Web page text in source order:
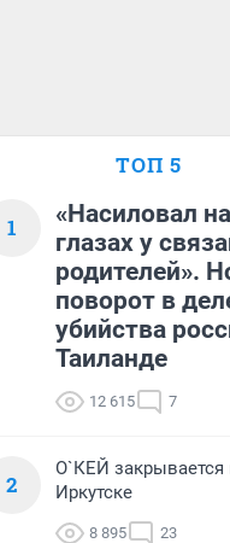
ТОП 5
1
«Насиловал на
глазах у
родителей».
поворот в
убийства
Таиланде
12 615 7
2
О`КЕЙ закрывается
Иркутске
8 895 23